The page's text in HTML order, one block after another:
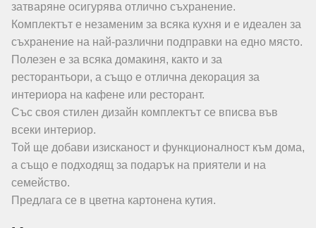
затваряне осигурява отлично съхранение.
Комплектът е незаменим за всяка кухня и е идеален за
съхранение на най-различни подправки на едно място.
Полезен е за всяка домакиня, както и за
ресторантьори, а също е отлична декорация за
интериора на кафене или ресторант.
Със своя стилен дизайн комплектът се вписва във
всеки интериор.
Той ще добави изисканост и функционалност към дома,
а също е подходящ за подарък на приятели и на
семейство.
Предлага се в цветна картонена кутия.